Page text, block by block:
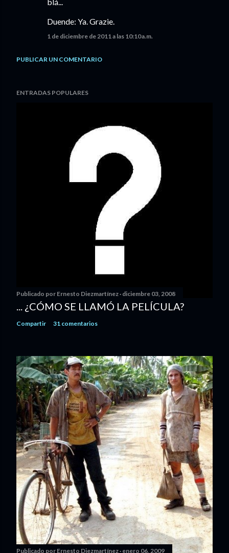
Duende: Ya. Grazie.
1 de diciembre de 2011 a las 10:10 a.m.
PUBLICAR UN COMENTARIO
ENTRADAS POPULARES
Publicado por Ernesto Diezmartínez diciembre 03, 2008
... ¿CÓMO SE LLAMÓ LA PELÍCULA?
Compartir 31 comentarios
Publicado por Ernesto Diezmartínez enero 06, 2009